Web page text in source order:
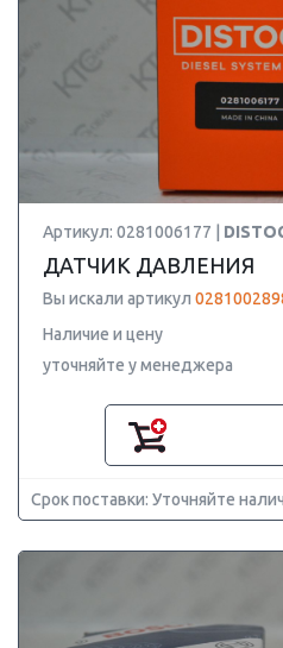
Артикул: 0281006177 |
ДАТЧИК ДАВЛЕНИЯ
Вы искали артикул
Наличие и цену
уточняйте у менеджера
Срок поставки: Уточняйте